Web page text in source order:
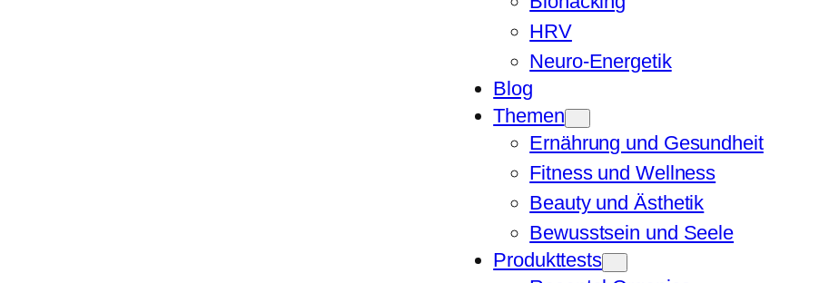
HRV
Neuro-Energetik
Blog
Themen
Ernährung und Gesundheit
Fitness und Wellness
Beauty und Ästhetik
Bewusstsein und Seele
Produkttests